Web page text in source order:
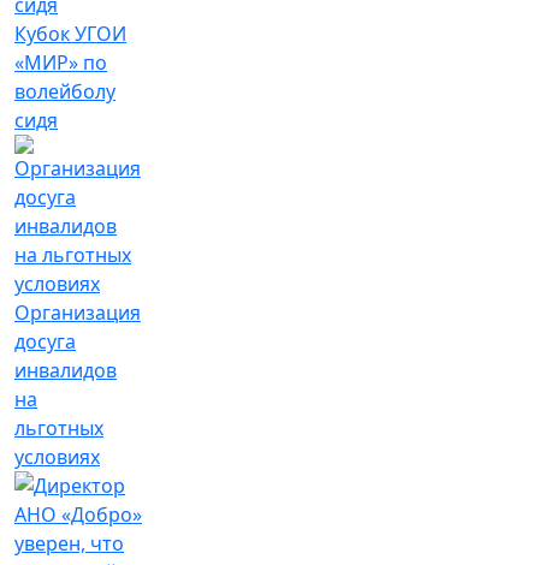
Кубок УГОИ
«МИР» по
волейболу
сидя
Организация
досуга
инвалидов
на
льготных
условиях